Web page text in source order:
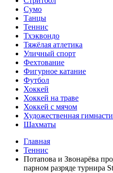
Сумо
Танцы
Теннис
Тхэквондо
Тяжёлая атлетика
Уличный спорт
Фехтование
Фигурное катание
Футбол
Хоккей
Хоккей на траве
Хоккей с мячом
Художественная
Шахматы
Главная
Теннис
Потапова и Звонарёва
парном разряде турнира